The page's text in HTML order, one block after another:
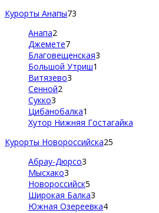
Курорты Анапы73
Анапа2
Джемете7
Благовещенская3
Большой Утриш1
Витязево3
Сенной2
Сукко3
Цибанобалка1
Хутор Нижняя Гостагайка
Курорты Новороссийска25
Абрау-Дюрсо3
Мысхако3
Новороссийск5
Широкая Балка3
Южная Озереевка4